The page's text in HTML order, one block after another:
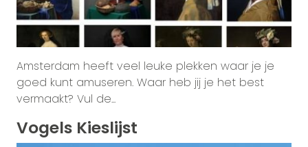
Amsterdam heeft veel leuke plekken waar je je
goed kunt amuseren. Waar heb jij je het best
vermaakt? Vul de...
Vogels Kieslijst